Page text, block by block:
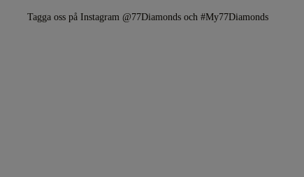
Tagga oss på Instagram @77Diamonds och #My77Diamonds